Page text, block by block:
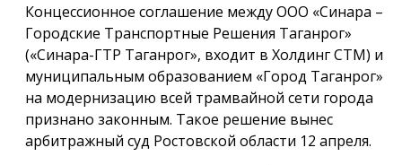
Концессионное соглашение между ООО «Синара –
Городские Транспортные Решения Таганрог»
(«Синара-ГТР Таганрог», входит в Холдинг СТМ) и
муниципальным образованием «Город Таганрог»
на модернизацию всей трамвайной сети города
признано законным. Такое решение вынес
арбитражный суд Ростовской области 12 апреля.